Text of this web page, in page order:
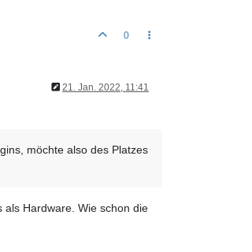
0
21. Jan. 2022, 11:41
möchte also des Platzes
als Hardware. Wie schon die